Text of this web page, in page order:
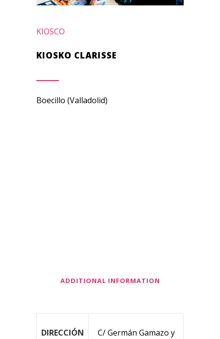
KIOSCO
KIOSKO CLARISSE
Boecillo (Valladolid)
ADDITIONAL INFORMATION
DIRECCIÓN
C/ Germán Gamazo y